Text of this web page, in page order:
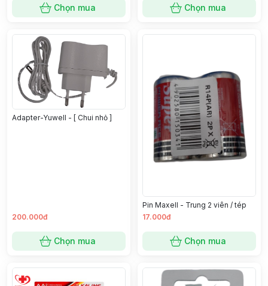
Chọn mua Chọn mua
Adapter-Yuwell - [ Chui nhỏ ]
200.000đ
Chọn mua
Pin Maxell - Trung 2 viên / tép
17.000đ
Chọn mua